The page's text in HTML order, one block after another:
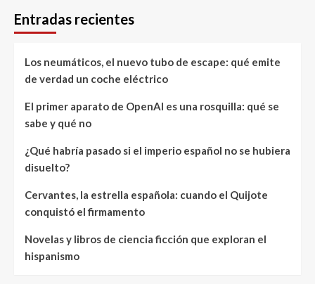
Entradas recientes
Los neumáticos, el nuevo tubo de escape: qué emite
de verdad un coche eléctrico
El primer aparato de OpenAI es una rosquilla: qué se
sabe y qué no
¿Qué habría pasado si el imperio español no se hubiera
disuelto?
Cervantes, la estrella española: cuando el Quijote
conquistó el firmamento
Novelas y libros de ciencia ficción que exploran el
hispanismo